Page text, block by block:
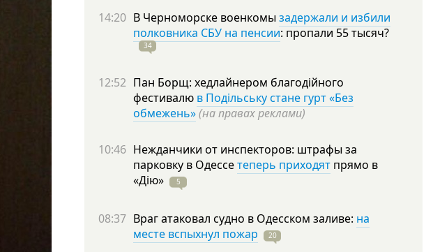
14:20 В Черноморске военкомы задержали и избили
полковника СБУ на пенсии: пропали 55тысяч?
34
12:52 Пан Борщ: хедлайнером благодійного
фестивалю в Подільську стане гурт «Без
обмежень»(на правах реклами)
10:46 Нежданчики от инспекторов: штрафы за
парковку в Одессетеперь приходят прямо в
«Дію»
5
08:37 Враг атаковал судно в Одесском заливе: на
месте вспыхнул пожар
20